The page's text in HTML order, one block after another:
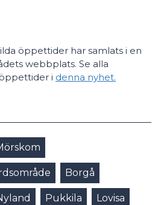
öppettider har samlats i en
webbplats. Se alla
i denna nyhet.
Borgå
Pukkila Lovisa